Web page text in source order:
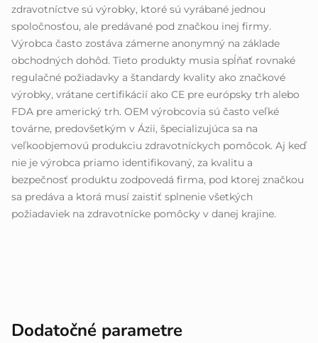
zdravotníctve sú výrobky, ktoré sú vyrábané jednou
spoločnosťou, ale predávané pod značkou inej firmy.
Výrobca často zostáva zámerne anonymný na základe
obchodných dohôd. Tieto produkty musia spĺňať rovnaké
regulačné požiadavky a štandardy kvality ako značkové
výrobky, vrátane certifikácií ako CE pre európsky trh alebo
FDA pre americký trh. OEM výrobcovia sú často veľké
továrne, predovšetkým v Ázii, špecializujúca sa na
veľkoobjemovú produkciu zdravotníckych pomôcok. Aj keď
nie je výrobca priamo identifikovaný, za kvalitu a
bezpečnosť produktu zodpovedá firma, pod ktorej značkou
sa predáva a ktorá musí zaistiť splnenie všetkých
požiadaviek na zdravotnícke pomôcky v danej krajine.
Dodatočné parametre